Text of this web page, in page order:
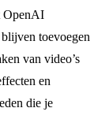
OpenAI
toevoegen
van video’s
en
die je